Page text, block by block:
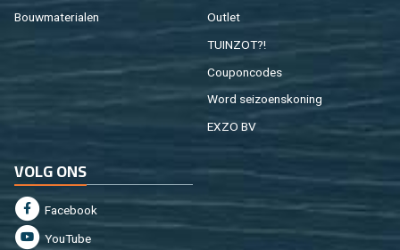
Bouw­ma­te­ri­a­len
Out­let
TUIN­ZOT?!
Cou­pon­co­des
Word sei­zoens­ko­ning
EXZO BV
VOLG ONS
Fa­cebook
You­Tu­be